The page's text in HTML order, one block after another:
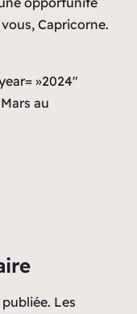
Capricorne.
»2024″
au
Les